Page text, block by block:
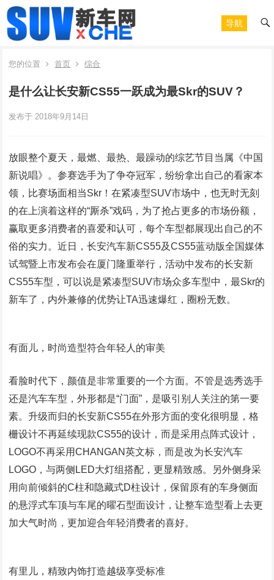
导航
您的位置 首页 综合
是什么让长安新CS55一跃成为最Skr的SUV？
发布于 2018年9月14日
放眼整个夏天，最燃、最热、最躁动的综艺节目当属《中国
新说唱》。参赛选手为了争夺冠军，纷纷拿出自己的看家本
领，比赛场面相当Skr！在紧凑型SUV市场中，也无时无刻
的在上演着这样的“厮杀”戏码，为了抢占更多的市场份额，
赢取更多消费者的喜爱和认可，每个车型都展现出自己的不
俗的实力。近日，长安汽车新CS55及CS55蓝动版全国媒体
试驾暨上市发布会在厦门隆重举行，活动中发布的长安新
CS55车型，可以说是紧凑型SUV市场众多车型中，最Skr的
新车了，内外兼修的优势让TA迅速爆红，圈粉无数。
有面儿，时尚造型符合年轻人的审美
看脸时代下，颜值是非常重要的一个方面。不管是选秀选手
还是汽车车型，外形都是“门面”，是吸引别人关注的第一要
素。升级而归的长安新CS55在外形方面的变化很明显，格
栅设计不再延续现款CS55的设计，而是采用点阵式设计，
LOGO不再采用CHANGAN英文标，而是改为长安汽车
LOGO，与两侧LED大灯组搭配，更显精致感。另外侧身采
用向前倾斜的C柱和隐藏式D柱设计，保留原有的车身侧面
的悬浮式车顶与车尾的曜石型面设计，让整车造型看上去更
加大气时尚，更加迎合年轻消费者的喜好。
有里儿，精致内饰打造越级享受标准